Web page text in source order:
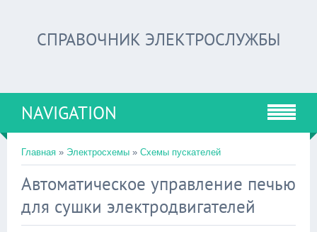
СПРАВОЧНИК ЭЛЕКТРОСЛУЖБЫ
NAVIGATION
Главная » Электросхемы » Схемы пускателей
Автоматическое управление печью
для сушки электродвигателей